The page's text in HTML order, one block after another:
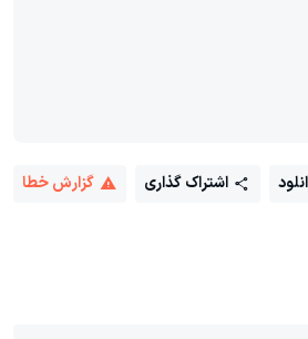
اشتراک گذاری گزارش خطا